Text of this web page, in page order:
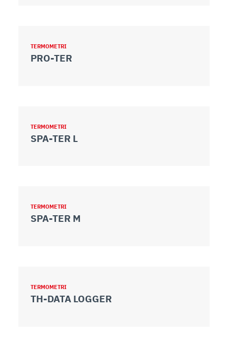
TERMOMETRI
PRO-TER
TERMOMETRI
SPA-TER L
TERMOMETRI
SPA-TER M
TERMOMETRI
TH-DATA LOGGER